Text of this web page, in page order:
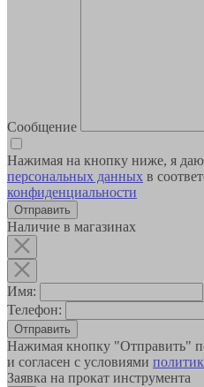
Сообщение
Нажимая на кнопку ниже, я даю
персональных данных в
конфиденциальности
Наличие в магазинах
Имя:
Телефон:
Отправить
Нажимая кнопку "Отправить"
и согласен с условиями
Заявка на прокат инструмента